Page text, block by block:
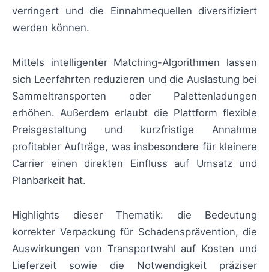
verringert und die Einnahmequellen diversifiziert
werden können.
Mittels intelligenter Matching-Algorithmen lassen
sich Leerfahrten reduzieren und die Auslastung bei
Sammeltransporten oder Palettenladungen
erhöhen. Außerdem erlaubt die Plattform flexible
Preisgestaltung und kurzfristige Annahme
profitabler Aufträge, was insbesondere für kleinere
Carrier einen direkten Einfluss auf Umsatz und
Planbarkeit hat.
Highlights dieser Thematik: die Bedeutung
korrekter Verpackung für Schadensprävention, die
Auswirkungen von Transportwahl auf Kosten und
Lieferzeit sowie die Notwendigkeit präziser